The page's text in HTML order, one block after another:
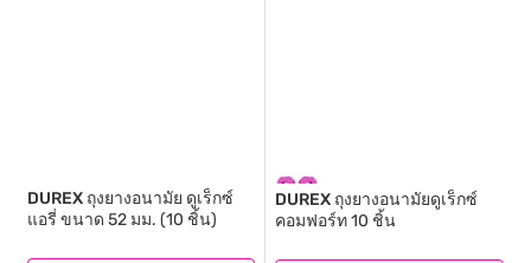
DUREX ถุงยางอนามัย ดูเร็กซ์
แอรี่ ขนาด 52 มม. (10 ชิ้น)
DUREX ถุงยางอนามัยดูเร็กซ์
คอมฟอร์ท 10 ชิ้น